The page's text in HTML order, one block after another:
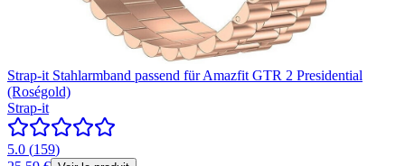
Strap-it Stahlarmband passend für Amazfit GTR 2 Presidential
(Roségold)
Strap-it
5.0 (159)